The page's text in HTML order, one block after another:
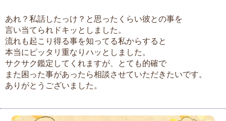
あれ？私話したっけ？と思ったくらい彼との事を
言い当てられドキッとしました。
流れも起こり得る事を知ってる私からすると
本当にピッタリ重なりハッとしました。
サクサク鑑定してくれますが、とても的確で
また困った事があったら相談させていただきたいです。
ありがとうございました。